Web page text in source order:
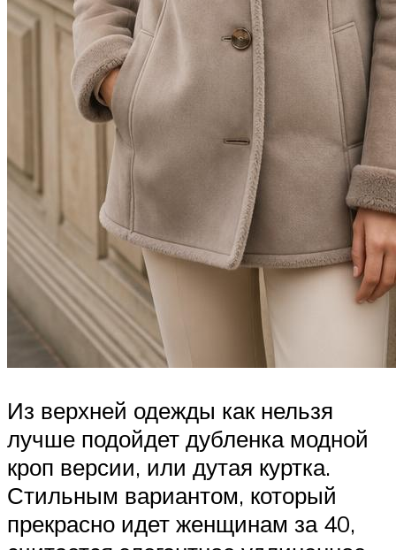
Из верхней одежды как нельзя
лучше подойдет дубленка модной
кроп версии, или дутая куртка.
Стильным вариантом, который
прекрасно идет женщинам за 40,